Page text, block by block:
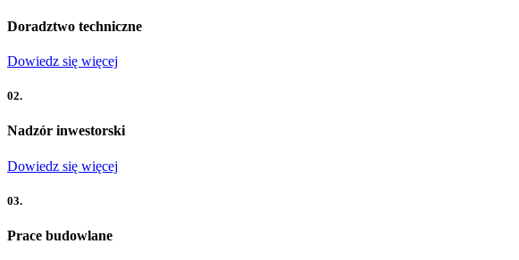
Doradztwo techniczne
Dowiedz się więcej
02.
Nadzór inwestorski
Dowiedz się więcej
03.
Prace budowlane